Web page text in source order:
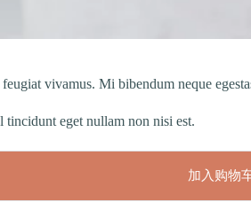
vivamus. Mi bibendum neque
eget nullam non nisi est.
加入购物